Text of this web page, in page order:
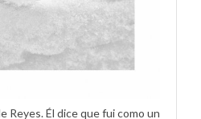
Reyes. Él dice que fui como un